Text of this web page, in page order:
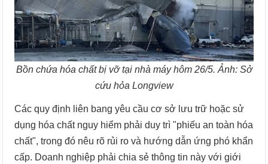
Bồn chứa hóa chất bị vỡ tại nhà máy hôm 26/5. Ảnh: Sở
cứu hỏa Longview
Các quy định liên bang yêu cầu cơ sở lưu trữ hoặc sử
dụng hóa chất nguy hiểm phải duy trì "phiếu an toàn hóa
chất", trong đó nêu rõ rủi ro và hướng dẫn ứng phó khẩn
cấp. Doanh nghiệp phải chia sẻ thông tin này với giới